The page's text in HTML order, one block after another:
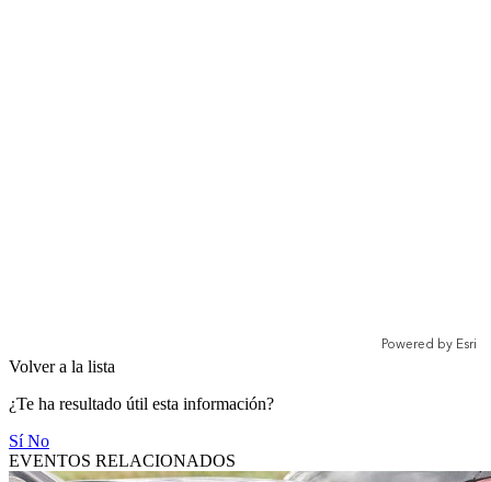
Volver a la lista
¿Te ha resultado útil esta información?
SíNo
EVENTOS RELACIONADOS